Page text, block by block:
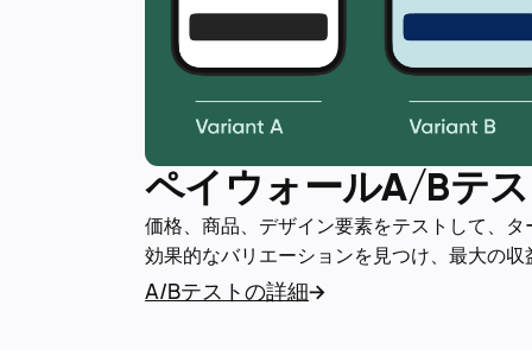
ペイウォールA/Bテ
価格、商品、デザイン要素をテストして、
効果的なバリエーションを見つけ、最大の
A/Bテストの詳細